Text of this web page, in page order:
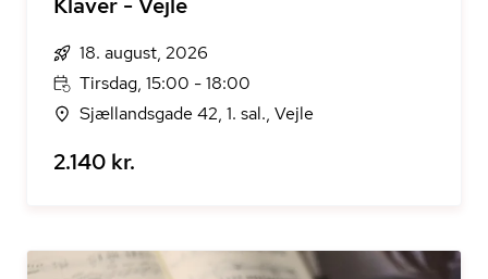
18. august, 2026
Tirsdag, 15:00 - 18:00
Sjællandsgade 42, 1. sal., Vejle
2.140 kr.